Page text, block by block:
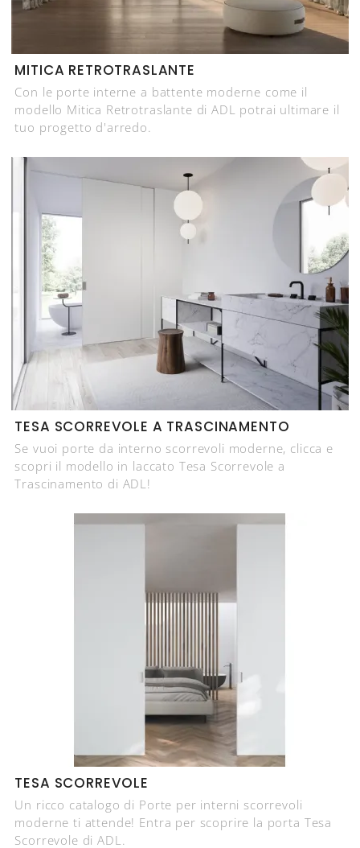
MITICA RETROTRASLANTE
Con le porte interne a battente moderne come il
modello Mitica Retrotraslante di ADL potrai ultimare il
tuo progetto d'arredo.
TESA SCORREVOLE A TRASCINAMENTO
Se vuoi porte da interno scorrevoli moderne, clicca e
scopri il modello in laccato Tesa Scorrevole a
Trascinamento di ADL!
TESA SCORREVOLE
Un ricco catalogo di Porte per interni scorrevoli
moderne ti attende! Entra per scoprire la porta Tesa
Scorrevole di ADL.